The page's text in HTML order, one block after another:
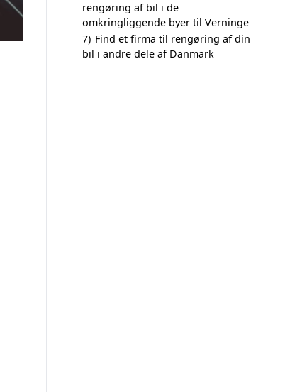
rengøring af bil i de
omkringliggende byer til Verninge
7) Find et firma til rengøring af din
bil i andre dele af Danmark